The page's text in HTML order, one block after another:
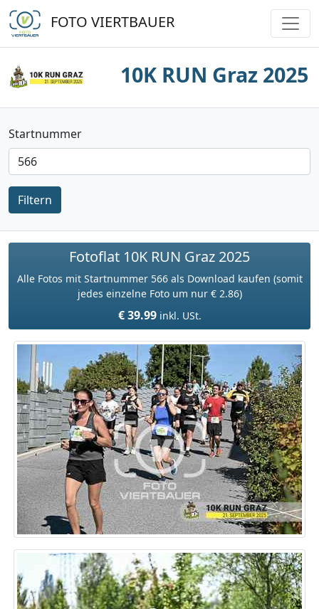
FOTO VIERTBAUER
10K RUN Graz 2025
Startnummer
Filtern
Fotoflat 10K RUN Graz 2025
Alle Fotos mit Startnummer 566 als Download kaufen (somit
jedes einzelne Foto um nur € 2.86)
€ 39.99 inkl. USt.